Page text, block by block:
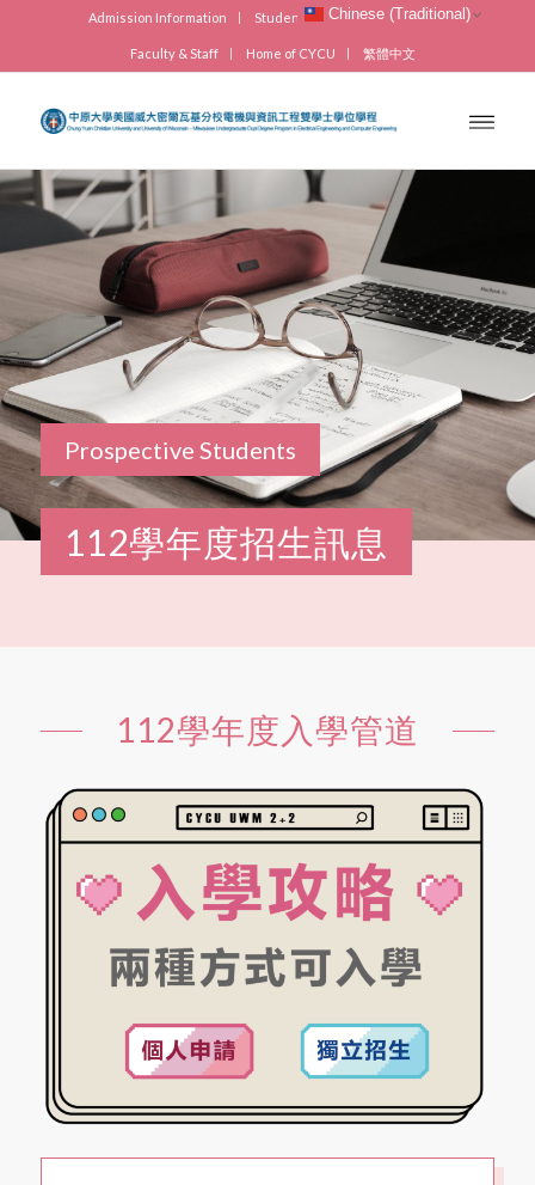
Admission Information Students Visitors Alumni
Faculty & Staff Home of CYCU 繁體中文
Prospective Students
112學年度招生訊息
112學年度入學管道
Chinese (Traditional)